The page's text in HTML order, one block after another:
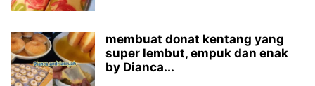
membuat donat kentang yang
super lembut, empuk dan enak
by Dianca...